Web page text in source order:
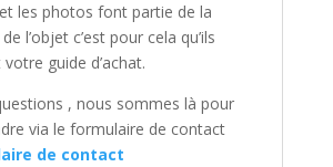
les photos font partie de la
l’objet c’est pour cela qu’ils
guide d’achat.
, nous sommes là pour
via le formulaire de contact
de contact